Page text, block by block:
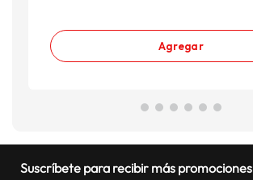
Agregar
Suscríbete para recibir más promociones